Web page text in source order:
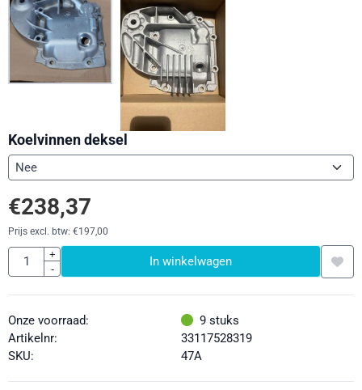
Koelvinnen deksel
€238,37
Prijs excl. btw: €197,00
Aantal
+
-
In winkelwagen
Onze voorraad: 9 stuks
Artikelnr:
33117528319
SKU:
47A